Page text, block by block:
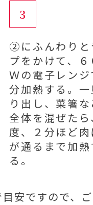
3
②にふんわりと
プをかけて、６
Ｗの電子レンジ
分加熱する。一
り出し、菜箸な
全体を混ぜたら
度、２分ほど肉
が通るまで加熱
る。
安ですので、